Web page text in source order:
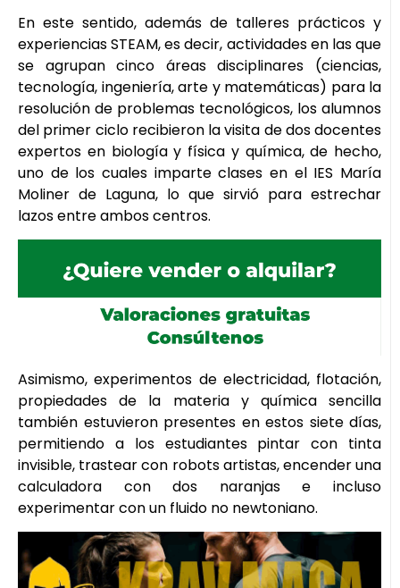
En este sentido, además de talleres prácticos y
experiencias STEAM, es decir, actividades en las que
se agrupan cinco áreas disciplinares (ciencias,
tecnología, ingeniería, arte y matemáticas) para la
resolución de problemas tecnológicos, los alumnos
del primer ciclo recibieron la visita de dos docentes
expertos en biología y física y química, de hecho,
uno de los cuales imparte clases en el IES María
Moliner de Laguna, lo que sirvió para estrechar
lazos entre ambos centros.
Asimismo, experimentos de electricidad, flotación,
propiedades de la materia y química sencilla
también estuvieron presentes en estos siete días,
permitiendo a los estudiantes pintar con tinta
invisible, trastear con robots artistas, encender una
calculadora con dos naranjas e incluso
experimentar con un fluido no newtoniano.